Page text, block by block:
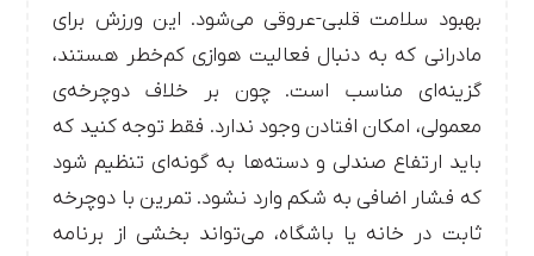
بهبود سلامت قلبی-عروقی می‌شود. این ورزش برای
مادرانی که به دنبال فعالیت هوازی کم‌خطر هستند،
گزینه‌ای مناسب است. چون بر خلاف دوچرخه‌ی
معمولی، امکان افتادن وجود ندارد. فقط توجه کنید که
باید ارتفاع صندلی و دسته‌ها به گونه‌ای تنظیم شود
که فشار اضافی به شکم وارد نشود. تمرین با دوچرخه
ثابت در خانه یا باشگاه، می‌تواند بخشی از برنامه